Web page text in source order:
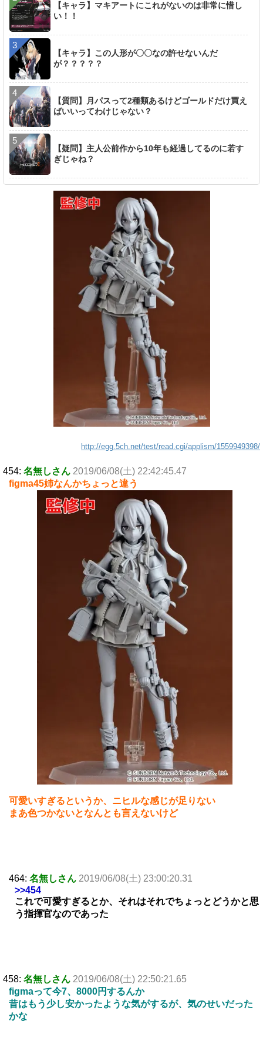
【キャラ】マキアートにこれがないのは非常に惜し
い！！
【キャラ】この人形が〇〇なの許せないんだ
が？？？？？
【質問】月パスって2種類あるけどゴールドだけ買え
ばいいってわけじゃない？
【疑問】主人公前作から10年も経過してるのに若す
ぎじゃね？
http://egg.5ch.net/test/read.cgi/applism/1559949398/
454: 名無しさん 2019/06/08(土) 22:42:45.47
figma45姉なんかちょっと違う
可愛いすぎるというか、ニヒルな感じが足りない
まあ色つかないとなんとも言えないけど
464: 名無しさん 2019/06/08(土) 23:00:20.31
>>454
これで可愛すぎるとか、それはそれでちょっとどうかと思
う指揮官なのであった
458: 名無しさん 2019/06/08(土) 22:50:21.65
figmaって今7、8000円するんか
昔はもう少し安かったような気がするが、気のせいだった
かな